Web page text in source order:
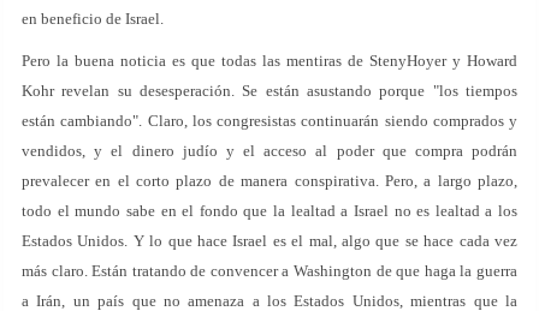
en beneficio de Israel.
Pero la buena noticia es que todas las mentiras de StenyHoyer y Howard
Kohr revelan su desesperación. Se están asustando porque "los tiempos
están cambiando". Claro, los congresistas continuarán siendo comprados y
vendidos, y el dinero judío y el acceso al poder que compra podrán
prevalecer en el corto plazo de manera conspirativa. Pero, a largo plazo,
todo el mundo sabe en el fondo que la lealtad a Israel no es lealtad a los
Estados Unidos. Y lo que hace Israel es el mal, algo que se hace cada vez
más claro. Están tratando de convencer a Washington de que haga la guerra
a Irán, un país que no amenaza a los Estados Unidos, mientras que la